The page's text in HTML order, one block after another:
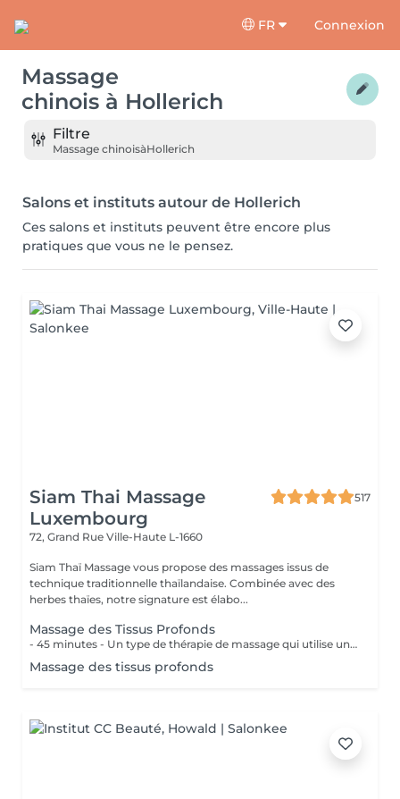
FR Connexion
Massage
chinois à Hollerich
Filtre
Massage chinoisàHollerich
Salons et instituts autour de Hollerich
Ces salons et instituts peuvent être encore plus
pratiques que vous ne le pensez.
Siam Thai Massage
Luxembourg
517
72, Grand Rue Ville-Haute L-1660
Siam Thaï Massage vous propose des massages issus de
technique traditionnelle thaïlandaise. Combinée avec des
herbes thaïes, notre signature est élabo...
Massage des Tissus Profonds
- 45 minutes - Un type de thérapie de massage qui utilise une pression ferme et des mouvements lents pour atteindre les couches les plus profondes du muscle. Il est utilisé pour les douleurs musculaires, raideur de la nuque et du haut du dos, les lombalgies et les jambes et épaules endolories.
Massage des tissus profonds